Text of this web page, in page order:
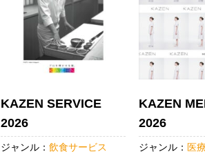
KAZEN SERVICE
2026
ジャンル： 飲食サービス
KAZEN
2026
ジャンル： 医